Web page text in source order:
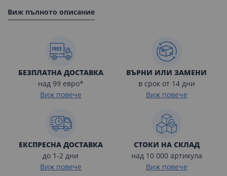
Виж пълното описание
БЕЗПЛАТНА ДОСТАВКА
над 99 евро*
Виж повече
ВЪРНИ ИЛИ ЗАМЕНИ
в срок от 14 дни
Виж повече
ЕКСПРЕСНА ДОСТАВКА
до 1-2 дни
Виж повече
СТОКИ НА СКЛАД
над 10 000 артикула
Виж повече